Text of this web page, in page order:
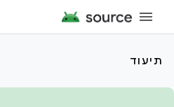
תיעוד